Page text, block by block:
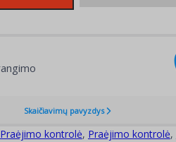
Praėjimo kontrolė, Praėjimo kontrolė,